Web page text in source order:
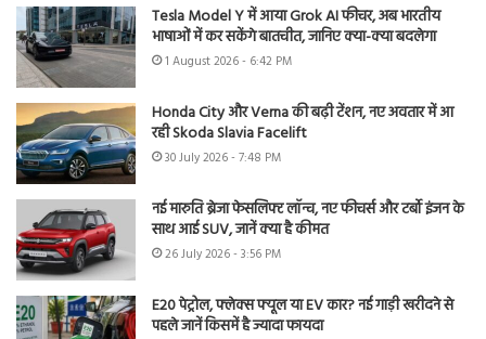
Tesla Model Y में आया Grok AI फीचर, अब भारतीय
भाषाओं में कर सकेंगे बातचीत, जानिए क्या-क्या बदलेगा
1 August 2026 - 6:42 PM
Honda City और Verna की बढ़ी टेंशन, नए अवतार में आ
रही Skoda Slavia Facelift
30 July 2026 - 7:48 PM
नई मारुति ब्रेजा फेसलिफ्ट लॉन्च, नए फीचर्स और टर्बो इंजन के
साथ आई SUV, जानें क्या है कीमत
26 July 2026 - 3:56 PM
E20 पेट्रोल, फ्लेक्स फ्यूल या EV कार? नई गाड़ी खरीदने से
पहले जानें किसमें है ज्यादा फायदा